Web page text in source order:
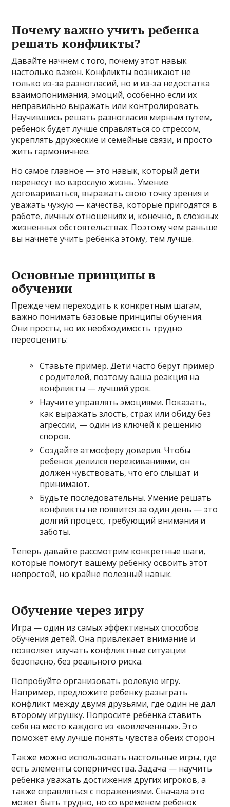
Почему важно учить ребенка
решать конфликты?
Давайте начнем с того, почему этот навык
настолько важен. Конфликты возникают не
только из-за разногласий, но и из-за недостатка
взаимопонимания, эмоций, особенно если их
неправильно выражать или контролировать.
Научившись решать разногласия мирным путем,
ребенок будет лучше справляться со стрессом,
укреплять дружеские и семейные связи, и просто
жить гармоничнее.
Но самое главное — это навык, который дети
перенесут во взрослую жизнь. Умение
договариваться, выражать свою точку зрения и
уважать чужую — качества, которые пригодятся в
работе, личных отношениях и, конечно, в сложных
жизненных обстоятельствах. Поэтому чем раньше
вы начнете учить ребенка этому, тем лучше.
Основные принципы в
обучении
Прежде чем переходить к конкретным шагам,
важно понимать базовые принципы обучения.
Они просты, но их необходимость трудно
переоценить:
Ставьте пример. Дети часто берут пример
с родителей, поэтому ваша реакция на
конфликты — лучший урок.
Научите управлять эмоциями. Показать,
как выражать злость, страх или обиду без
агрессии, — один из ключей к решению
споров.
Создайте атмосферу доверия. Чтобы
ребенок делился переживаниями, он
должен чувствовать, что его слышат и
принимают.
Будьте последовательны. Умение решать
конфликты не появится за один день — это
долгий процесс, требующий внимания и
заботы.
Теперь давайте рассмотрим конкретные шаги,
которые помогут вашему ребенку освоить этот
непростой, но крайне полезный навык.
Обучение через игру
Игра — один из самых эффективных способов
обучения детей. Она привлекает внимание и
позволяет изучать конфликтные ситуации
безопасно, без реального риска.
Попробуйте организовать ролевую игру.
Например, предложите ребенку разыграть
конфликт между двумя друзьями, где один не дал
второму игрушку. Попросите ребенка ставить
себя на место каждого из «вовлеченных». Это
поможет ему лучше понять чувства обеих сторон.
Также можно использовать настольные игры, где
есть элементы соперничества. Задача — научить
ребенка уважать достижения других игроков, а
также справляться с поражениями. Сначала это
может быть трудно, но со временем ребенок